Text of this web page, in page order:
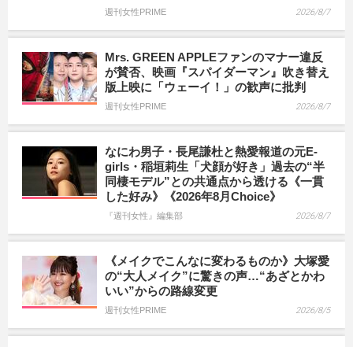
週刊女性PRIME 2026/8/7
Mrs. GREEN APPLEファンのマナー違反
が賛否、映画『スパイダーマン』吹き替え
版上映に「ウェーイ！」の歓声に批判
週刊女性PRIME 2026/8/7
なにわ男子・長尾謙杜と熱愛報道の元E-
girls・稲垣莉生「犬顔が好き」過去の“半
同棲モデル”との共通点から透ける《一貫
した好み》《2026年8月Choice》
『週刊女性』編集部 2026/8/7
《メイクでこんなに変わるものか》大塚愛
の“大人メイク”に驚きの声…“あざとかわ
いい”からの路線変更
週刊女性PRIME 2026/8/5